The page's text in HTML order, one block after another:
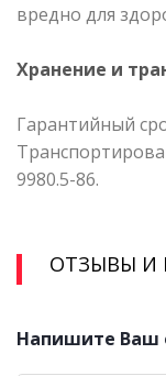
вредно для
Хранение и
Гарантийный
9980.5-86.
ОТЗЫВЫ И
Напишите Ваш